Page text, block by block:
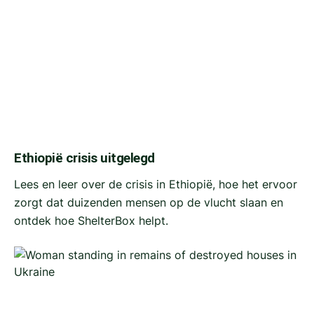
Ethiopië crisis uitgelegd
Lees en leer over de crisis in Ethiopië, hoe het ervoor
zorgt dat duizenden mensen op de vlucht slaan en
ontdek hoe ShelterBox helpt.